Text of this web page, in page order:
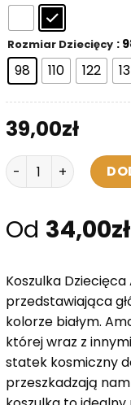
Rozmiar Dziecięcy :
98 110 122
39,00zł
ilość Koszulka
Od 34,00zł
Koszulka
przedstawiająca
kolorze białym.
której wraz z
statek kosmiczny
przeszkadzają